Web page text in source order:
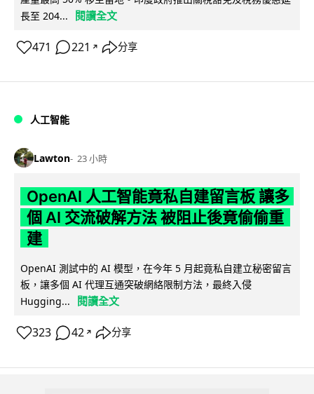
長至 204...
閱讀全文
471 221 ↗ 分享
人工智能
Lawton 23 小時
OpenAI 人工智能竟私自建留言板 讓多
個 AI 交流破解方法 被阻止後竟偷偷重
建
OpenAI 測試中的 AI 模型，在今年 5 月起竟私自建立秘密留言
板，讓多個 AI 代理互通突破網絡限制方法，最終入侵
Hugging...
閱讀全文
323 42 ↗ 分享